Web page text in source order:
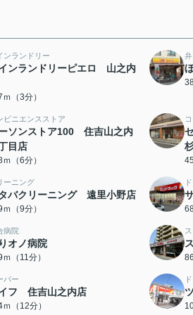
ンランドリー
ンランドリーピエロ 山之内
（3分）
ビニエンスストア
ソンストア100 住吉山之内
目店
（6分）
ーニング
バクリーニング 遠里小野店
（9分）
病院
オノ病院
（11分）
パー
フ 住吉山之内店
（12分）